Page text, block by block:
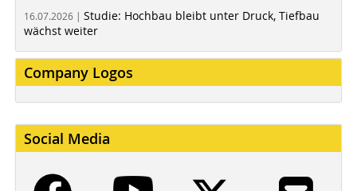
16.07.2026 | Studie: Hochbau bleibt unter Druck, Tiefbau
wächst weiter
Company Logos
Social Media